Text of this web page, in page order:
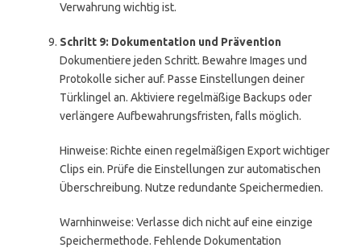
Verwahrung wichtig ist.
Schritt 9: Dokumentation und Prävention
Dokumentiere jeden Schritt. Bewahre Images und
Protokolle sicher auf. Passe Einstellungen deiner
Türklingel an. Aktiviere regelmäßige Backups oder
verlängere Aufbewahrungsfristen, falls möglich.
Hinweise: Richte einen regelmäßigen Export wichtiger
Clips ein. Prüfe die Einstellungen zur automatischen
Überschreibung. Nutze redundante Speichermedien.
Warnhinweise: Verlasse dich nicht auf eine einzige
Speichermethode. Fehlende Dokumentation